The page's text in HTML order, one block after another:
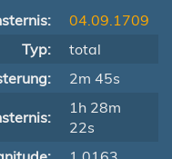
04.09.1709
Typ:
total
2m 45s
1h 28m
22s